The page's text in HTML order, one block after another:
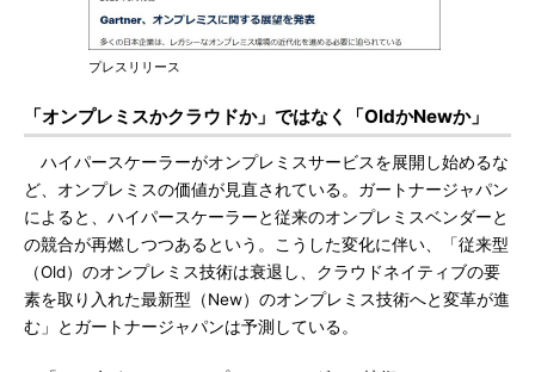
プレスリリース
「オンプレミスかクラウドか」ではなく「OldかNewか」
ハイパースケーラーがオンプレミスサービスを展開し始めるな
ど、オンプレミスの価値が見直されている。ガートナージャパン
によると、ハイパースケーラーと従来のオンプレミスベンダーと
の競合が再燃しつつあるという。こうした変化に伴い、「従来型
（Old）のオンプレミス技術は衰退し、クラウドネイティブの要
素を取り入れた最新型（New）のオンプレミス技術へと変革が進
む」とガートナージャパンは予測している。